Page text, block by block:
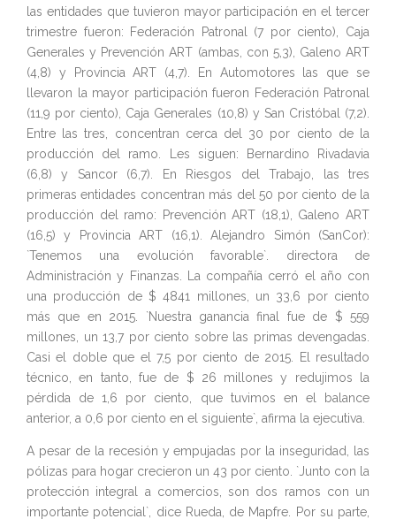
las entidades que tuvieron mayor participación en el tercer
trimestre fueron: Federación Patronal (7 por ciento), Caja
Generales y Prevención ART (ambas, con 5,3), Galeno ART
(4,8) y Provincia ART (4,7). En Automotores las que se
llevaron la mayor participación fueron Federación Patronal
(11,9 por ciento), Caja Generales (10,8) y San Cristóbal (7,2).
Entre las tres, concentran cerca del 30 por ciento de la
producción del ramo. Les siguen: Bernardino Rivadavia
(6,8) y Sancor (6,7). En Riesgos del Trabajo, las tres
primeras entidades concentran más del 50 por ciento de la
producción del ramo: Prevención ART (18,1), Galeno ART
(16,5) y Provincia ART (16,1). Alejandro Simón (SanCor):
`Tenemos una evolución favorable`. directora de
Administración y Finanzas. La compañía cerró el año con
una producción de $ 4841 millones, un 33,6 por ciento
más que en 2015. `Nuestra ganancia final fue de $ 559
millones, un 13,7 por ciento sobre las primas devengadas.
Casi el doble que el 7,5 por ciento de 2015. El resultado
técnico, en tanto, fue de $ 26 millones y redujimos la
pérdida de 1,6 por ciento, que tuvimos en el balance
anterior, a 0,6 por ciento en el siguiente`, afirma la ejecutiva.
A pesar de la recesión y empujadas por la inseguridad, las
pólizas para hogar crecieron un 43 por ciento. `Junto con la
protección integral a comercios, son dos ramos con un
importante potencial`, dice Rueda, de Mapfre. Por su parte,